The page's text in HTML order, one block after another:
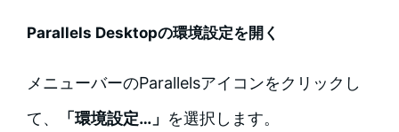
Parallels Desktopの環境設定を開く
メニューバーのParallelsアイコンをクリックし
て、
「環境設定…」 を選択します。